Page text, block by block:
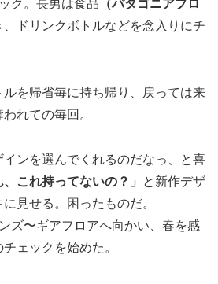
ク。長男は食品 （パタゴニアプロ
、ドリンクボトルなどを念入りにチ
を帰省毎に持ち帰り、戻っては来
われての毎回。
ンを選んでくれるのだなっ、と喜
、これ持ってないの？」
と新作デザ
見せる。困ったものだ。
ズ〜ギアフロアへ向かい、春を感
ェックを始めた。